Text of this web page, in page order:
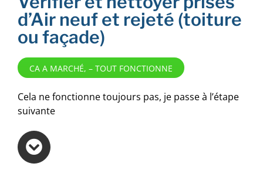
d’Air neuf et rejeté (toiture
ou façade)
CA A MARCHÉ, – TOUT FONCTIONNE
Cela ne fonctionne toujours pas, je passe à l’étape
suivante